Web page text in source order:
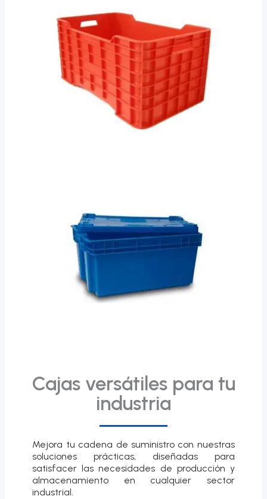
Cajas versátiles para tu
industria
Mejora tu cadena de suministro con nuestras
soluciones prácticas, diseñadas para
satisfacer las necesidades de producción y
almacenamiento en cualquier sector
industrial.